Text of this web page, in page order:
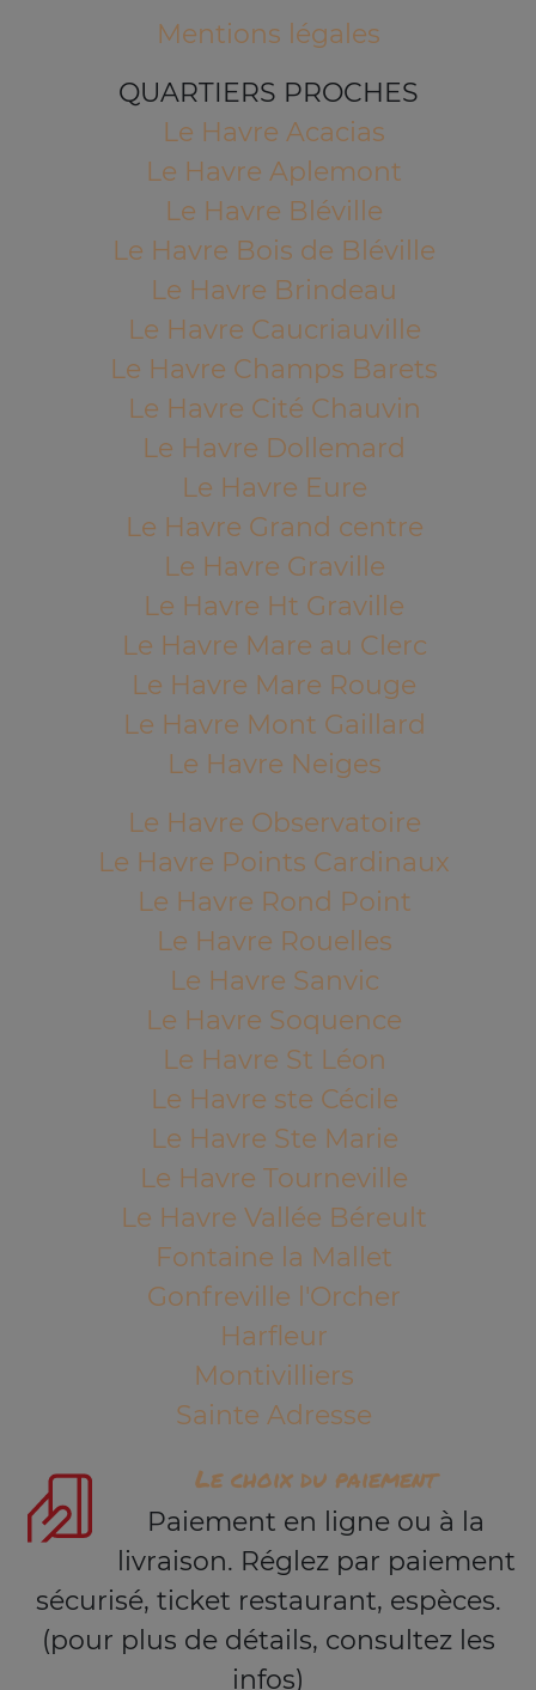
Mentions légales
QUARTIERS PROCHES
Le Havre Acacias
Le Havre Aplemont
Le Havre Bléville
Le Havre Bois de Bléville
Le Havre Brindeau
Le Havre Caucriauville
Le Havre Champs Barets
Le Havre Cité Chauvin
Le Havre Dollemard
Le Havre Eure
Le Havre Grand centre
Le Havre Graville
Le Havre Ht Graville
Le Havre Mare au Clerc
Le Havre Mare Rouge
Le Havre Mont Gaillard
Le Havre Neiges
Le Havre Observatoire
Le Havre Points Cardinaux
Le Havre Rond Point
Le Havre Rouelles
Le Havre Sanvic
Le Havre Soquence
Le Havre St Léon
Le Havre ste Cécile
Le Havre Ste Marie
Le Havre Tourneville
Le Havre Vallée Béreult
Fontaine la Mallet
Gonfreville l'Orcher
Harfleur
Montivilliers
Sainte Adresse
Le choix du paiement
Paiement en ligne ou à la
livraison. Réglez par paiement
sécurisé, ticket restaurant, espèces.
(pour plus de détails, consultez les
infos)